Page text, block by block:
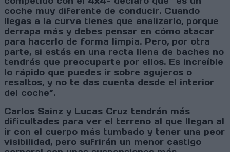
coche muy diferente de conducir. Cuando
llegas a la curva tienes que analizarlo, porque
derrapa más y debes pensar en cómo atacar
para hacerlo de forma limpia. Pero, por otra
parte, si estás en una recta llena de baches no
tendrás que preocuparte por ellos. Es increíble
lo rápido que puedes ir sobre agujeros o
resaltos, y no te das cuenta desde el interior
del coche”.
Carlos Sainz y Lucas Cruz tendrán más
dificultades para ver el terreno al que llegan al
ir con el cuerpo más tumbado y tener una peor
visibilidad, pero sufrirán un menor castigo